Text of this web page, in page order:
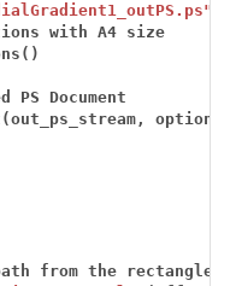
with A4 size
PS
Document
from the rectangle